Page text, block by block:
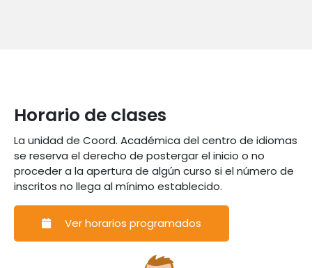
Horario de clases
La unidad de Coord. Académica del centro de idiomas
se reserva el derecho de postergar el inicio o no
proceder a la apertura de algún curso si el número de
inscritos no llega al mínimo establecido.
Ver horarios programados